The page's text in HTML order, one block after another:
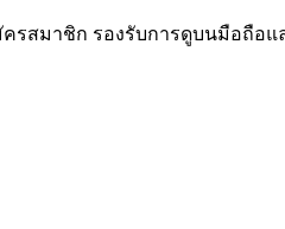
รสมาชิก รองรับการดูบนมือถือ